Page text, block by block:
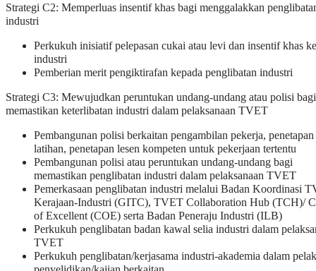
Strategi C2: Memperluas insentif khas bagi menggalakkan
industri
Perkukuh inisiatif pelepasan cukai atau levi dan insentif khas
industri
Pemberian merit pengiktirafan kepada penglibatan industri
Strategi C3: Mewujudkan peruntukan undang-undang atau polisi bagi
memastikan keterlibatan industri dalam pelaksanaan TVET
Pembangunan polisi berkaitan pengambilan pekerja,
latihan, penetapan lesen kompeten untuk pekerjaan tertentu
Pembangunan polisi atau peruntukan undang-undang bagi
memastikan penglibatan industri dalam pelaksanaan TVET
Pemerkasaan penglibatan industri melalui Badan Koordinasi
Kerajaan-Industri (GITC), TVET Collaboration Hub (TCH)/
of Excellent (COE) serta Badan Peneraju Industri (ILB)
Perkukuh penglibatan badan kawal selia industri dalam
TVET
Perkukuh penglibatan/kerjasama industri-akademia dalam